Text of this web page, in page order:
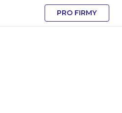
PRO FIRMY